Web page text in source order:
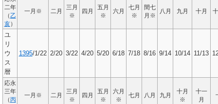
二年
（乙
亥）
一月※ 二月
三月
※
四月
五月
※
六月
七月
※
閏七
月※
八月 九月 十月
ユ
リ
ウ
ス
暦
1395/1/22 2/20 3/22 4/20 5/20 6/18 7/18 8/16 9/14 10/14 11/13
応永
三年
（丙
一月※ 二月
三月
※
四月
五月
※
六月
※
七月 八月 九月
十月
※
十一
月